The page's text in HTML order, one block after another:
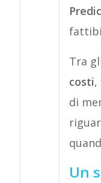
Tra
costi,
di
Un